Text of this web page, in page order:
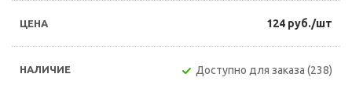
124 руб./шт
Доступно для заказа (238)